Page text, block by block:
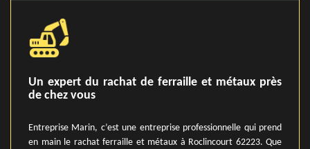
Un expert du rachat de ferraille et métaux près
de chez vous
Entreprise Marin, c’est une entreprise professionnelle qui prend
en main le rachat ferraille et métaux à Roclincourt 62223. Que